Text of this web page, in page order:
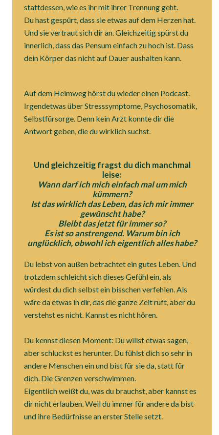
stattdessen, wie es ihr mit ihrer Trennung geht.
Du hast gespürt, dass sie etwas auf dem Herzen hat.
Und sie vertraut sich dir an. Gleichzeitig spürst du
innerlich, dass das Pensum einfach zu hoch ist. Dass
dein Körper das nicht auf Dauer aushalten kann.
Auf dem Heimweg hörst du wieder einen Podcast.
Irgendetwas über Stresssymptome, Psychosomatik,
Selbstfürsorge. Denn kein Arzt konnte dir die
Antwort geben, die du wirklich suchst.
Und gleichzeitig fragst du dich manchmal
leise:
Wann darf ich mich einfach mal um mich
kümmern?
Ist das wirklich das Leben, das ich mir immer
gewünscht habe?
Bleibt das jetzt für immer so?
Es ist so anstrengend. Warum bin ich
unglücklich, obwohl ich eigentlich alles habe?
Du lebst von außen betrachtet ein gutes Leben. Und
trotzdem schleicht sich dieses Gefühl ein, als
würdest du dich selbst ein bisschen verfehlen. Als
wäre da etwas in dir, das die ganze Zeit ruft, aber du
verstehst es nicht. Kannst es nicht hören.
Du kennst diesen Moment: Du willst etwas sagen,
aber schluckst es herunter. Du fühlst dich so sehr in
andere Menschen ein und bist für sie da, statt für
dich. Die Grenzen verschwimmen.
Eigentlich weißt du, was du brauchst, aber kannst es
dir nicht erlauben. Weil du immer für andere da bist
und ihre Bedürfnisse an erster Stelle setzt.